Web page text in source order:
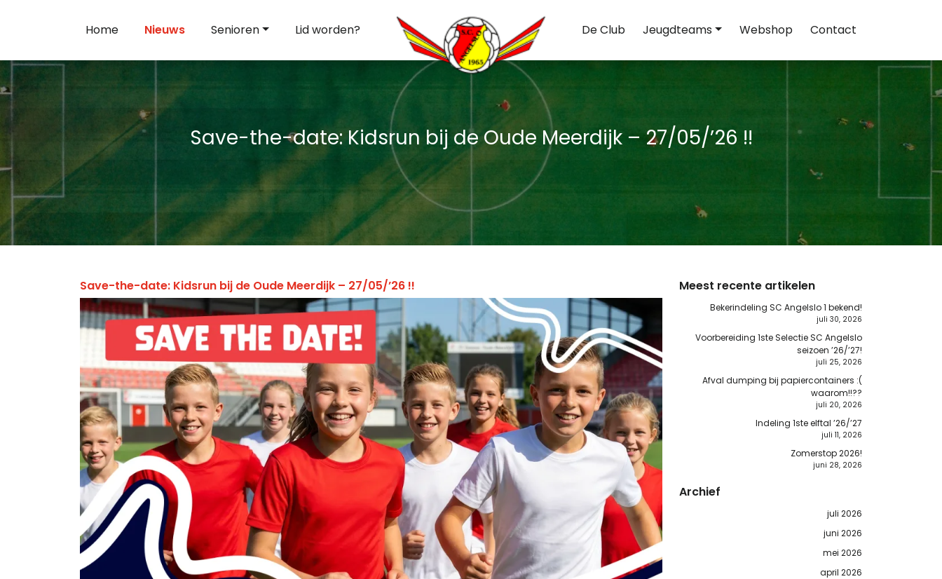
Home Nieuws Senioren Lid worden? De Club Jeugdteams Webshop Contact
Save-the-date: Kidsrun bij de Oude Meerdijk – 27/05/’26 !!
Save-the-date: Kidsrun bij de Oude Meerdijk – 27/05/’26 !! Meest recente artikelen
Bekerindeling SC Angelslo 1 bekend!
juli 30, 2026
Voorbereiding 1ste Selectie SC Angelslo
seizoen ’26/’27!
juli 25, 2026
Afval dumping bij papiercontainers :(
waarom!!??
juli 20, 2026
Indeling 1ste elftal ’26/’27
juli 11, 2026
Zomerstop 2026!
juni 28, 2026
Archief
juli 2026
juni 2026
mei 2026
april 2026